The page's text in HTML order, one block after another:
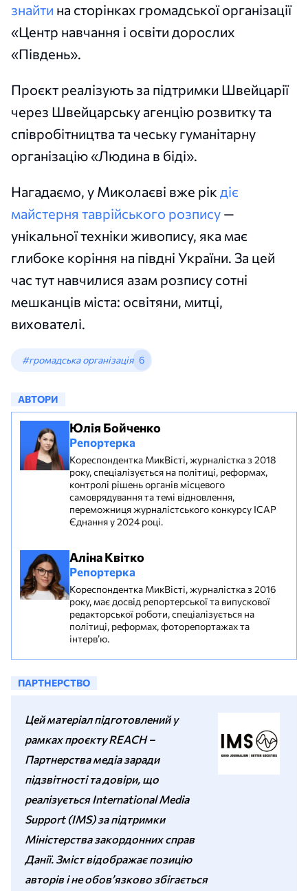
знайти на сторінках громадської організації
«Центр навчання і освіти дорослих
«Південь».
Проєкт реалізують за підтримки Швейцарії
через Швейцарську агенцію розвитку та
співробітництва та чеську гуманітарну
організацію «Людина в біді».
Нагадаємо, у Миколаєві вже рік діє
майстерня таврійського розпису —
унікальної техніки живопису, яка має
глибоке коріння на півдні України. За цей
час тут навчилися азам розпису сотні
мешканців міста: освітяни, митці,
вихователі.
#громадська організація 6
АВТОРИ
Юлія Бойченко
Репортерка
Кореспондентка МикВісті, журналістка з 2018
року, спеціалізується на політиці, реформах,
контролі рішень органів місцевого
самоврядування та темі відновлення,
переможниця журналістського конкурсу ІСАР
Єднання у 2024 році.
Аліна Квітко
Репортерка
Кореспондентка МикВісті, журналістка з 2016
року, має досвід репортерської та випускової
редакторської роботи, спеціалізується на
політиці, реформах, фоторепортажах та
інтерв’ю.
ПАРТНЕРСТВО
Цей матеріал підготовлений у
рамках проєкту REACH –
Партнерства медіа заради
підзвітності та довіри, що
реалізується International Media
Support (IMS) за підтримки
Міністерства закордонних справ
Данії. Зміст відображає позицію
авторів і не обов’язково збігається